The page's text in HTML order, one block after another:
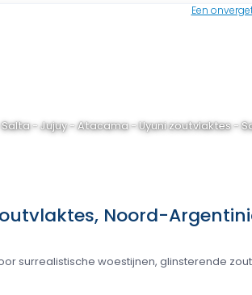
- Jujuy - Atacama - Uyuni zoutvlaktes -
Noord-
surrealistische woestijnen, glinsterende